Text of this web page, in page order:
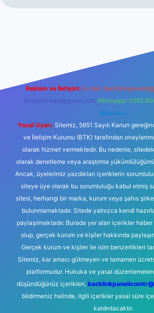
Reklam ve İletişim: E-mail:
forumhizmeti@gmail.com Whatsapp: 0262
@karabul
Yasal Uyarı: Sitemiz, 5651 Sayılı Kanun
ve İletişim Kurumu (BTK) tarafından
olarak hizmet vermektedir. Bu nedenle,
olarak denetleme veya araştırma
Ancak, üyelerimiz yazdıkları içeriklerin
siteye üye olarak bu sorumluluğu kabul etmiş
sitesi, herhangi bir marka, kurum veya şahıs
bulunmamaktadır. Sitede yalnızca kendi
paylaşılmaktadır. Burada yer alan içerikler
olup, gerçek kurum ve kişiler hakkında
Gerçek kurum ve kişiler ile isim benzerlikleri
Sitemiz, kar amacı gütmeyen ve tamamen
platformudur. Hukuka ve yasal
düşündüğünüz içerikleri,
bildirmeniz halinde, ilgili içerikler yasal süre
kaldırılacaktır.